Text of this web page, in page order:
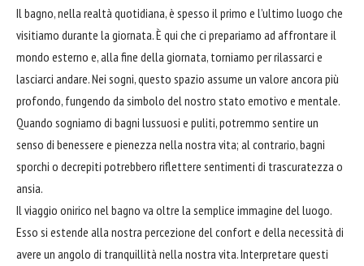
Il bagno, nella realtà quotidiana, è spesso il primo e l’ultimo luogo che
visitiamo durante la giornata. È qui che ci prepariamo ad affrontare il
mondo esterno e, alla fine della giornata, torniamo per rilassarci e
lasciarci andare. Nei sogni, questo spazio assume un valore ancora più
profondo, fungendo da simbolo del nostro stato emotivo e mentale.
Quando sogniamo di bagni lussuosi e puliti, potremmo sentire un
senso di benessere e pienezza nella nostra vita; al contrario, bagni
sporchi o decrepiti potrebbero riflettere sentimenti di trascuratezza o
ansia.
Il viaggio onirico nel bagno va oltre la semplice immagine del luogo.
Esso si estende alla nostra percezione del confort e della necessità di
avere un angolo di tranquillità nella nostra vita. Interpretare questi